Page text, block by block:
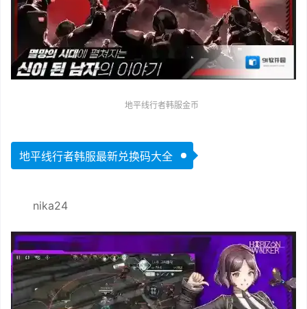
地平线行者韩服金币
地平线行者韩服最新兑换码大全
nika24